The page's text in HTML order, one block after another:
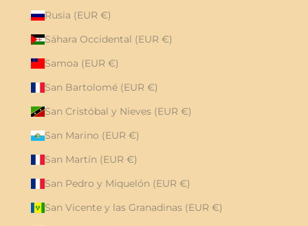
Rusia (EUR €)
Sáhara Occidental (EUR €)
Samoa (EUR €)
San Bartolomé (EUR €)
San Cristóbal y Nieves (EUR €)
San Marino (EUR €)
San Martín (EUR €)
San Pedro y Miquelón (EUR €)
San Vicente y las Granadinas (EUR €)